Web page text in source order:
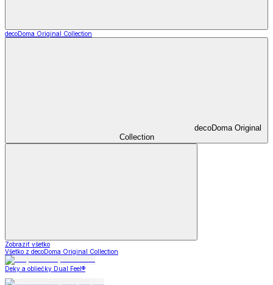
decoDoma Original Collection
decoDoma Original
Collection
Zobraziť všetko
Všetko z decoDoma Original Collection
Deky a obliečky Dual Feel®